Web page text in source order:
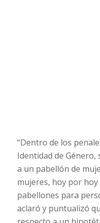
“Dentro de los
Identidad de
a un pabellón de
mujeres, hoy por
pabellones para
aclaró y puntualizó